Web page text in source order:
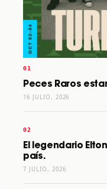
Peces Raros
16 JULIO, 2026
El legendario
país.
7 JULIO, 2026